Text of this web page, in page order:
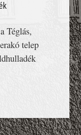
Téglás,
telep